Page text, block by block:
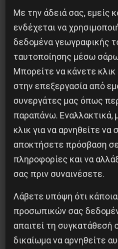
10 Σεπτεμβρίου, 2022
Ανακοινώσεις
Κάλεσμα του EEK
διαδήλωση στη
Κάτω η κυβέρνηση
Με την άδειά σας, εμείς
ενδέχεται να
δεδομένα γεωγραφικής
ταυτοποίησης μέσω
Μπορείτε να κάνετε κλικ
στην επεξεργασία από
συνεργάτες μας όπως
παραπάνω. Εναλλακτικά,
κλικ για να αρνηθείτε να
αποκτήσετε πρόσβαση
πληροφορίες και να
σας πριν συναινέσετε.
Λάβετε υπόψη ότι
προσωπικών σας
απαιτεί τη συγκατάθεσή
δικαίωμα να αρνηθείτε